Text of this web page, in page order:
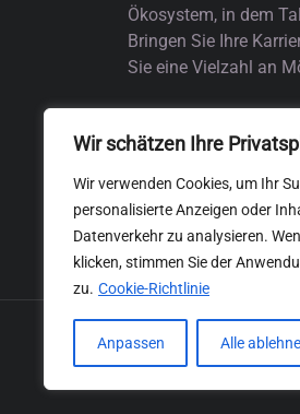
Wir schätzen Ihre
Wir verwenden Cookies, um Ihr
personalisierte Anzeigen oder
Datenverkehr zu analysieren.
klicken, stimmen Sie der
zu. Cookie-Richtlinie
Anpassen Alle
Ökosystem, in dem
Bringen Sie Ihre
Sie eine Vielzahl an